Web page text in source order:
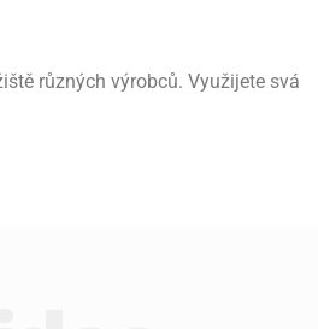
různých výrobců. Využijete svá